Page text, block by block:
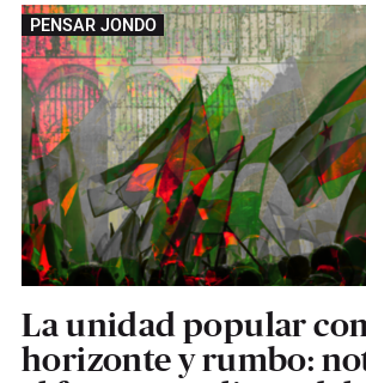
PENSAR JONDO
La unidad popular
horizonte y rumbo: